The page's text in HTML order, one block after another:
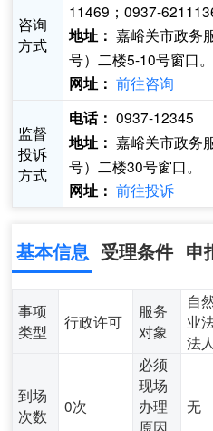
咨询
方式
11469；0937-
地址： 嘉峪关市政务
号）二楼5-10号窗口。
网址： 前往咨询
监督
投诉
方式
电话： 0937-12345
地址： 嘉峪关市政务
号）二楼30号窗口。
网址： 前往投诉
基本信息 受理条件 申
事项
类型
行政许可
服务
对象
自
业
法
到场
次数
0次
必须
现场
办理
原因
无